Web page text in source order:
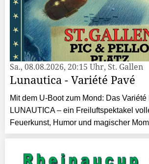
Sa., 08.08.2026, 20:15 Uhr, St. Gallen
Lunautica - Variété Pavé
Mit dem U-Boot zum Mond: Das
LUNAUTICA – ein Freiluftspektakel
Feuerkunst, Humor und magischer